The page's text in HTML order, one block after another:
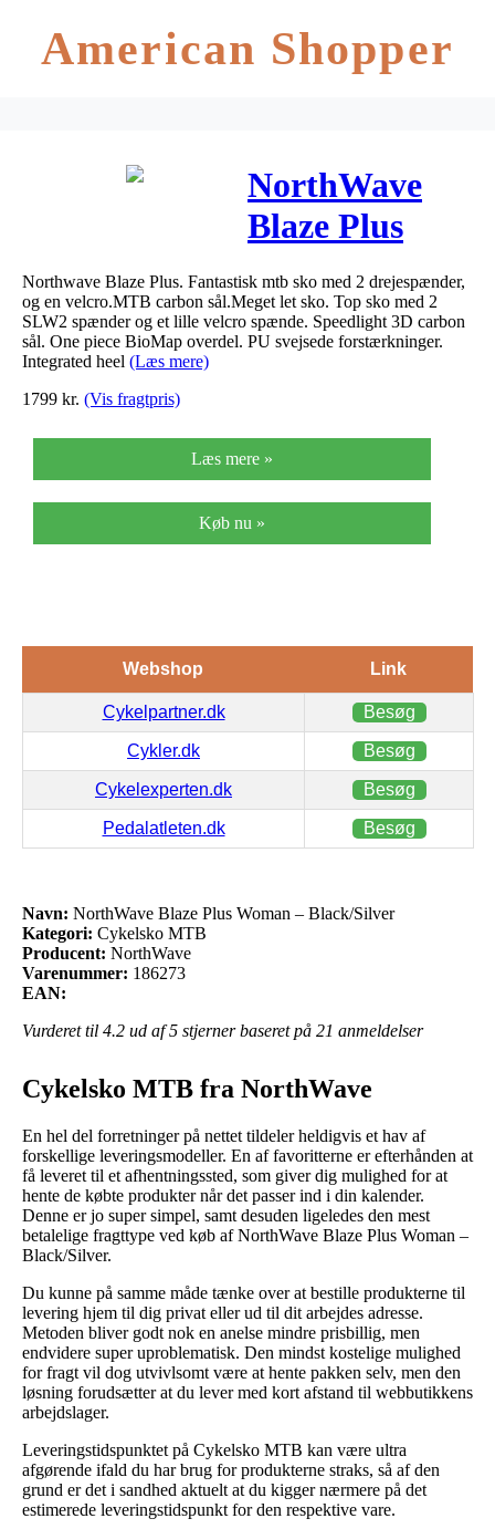
American Shopper
NorthWave
Blaze Plus
Woman –
Black/Silver
Northwave Blaze Plus. Fantastisk mtb sko med 2 drejespænder,
og en velcro.MTB carbon sål.Meget let sko. Top sko med 2
SLW2 spænder og et lille velcro spænde. Speedlight 3D carbon
sål. One piece BioMap overdel. PU svejsede forstærkninger.
Integrated heel (Læs mere)
1799 kr. (Vis fragtpris)
Læs mere »
Køb nu »
Webshop Link
Cykelpartner.dk Besøg
Cykler.dk Besøg
Cykelexperten.dk Besøg
Pedalatleten.dk Besøg
Navn: NorthWave Blaze Plus Woman – Black/Silver
Kategori: Cykelsko MTB
Producent: NorthWave
Varenummer: 186273
EAN:
Vurderet til 4.2 ud af 5 stjerner baseret på 21 anmeldelser
Cykelsko MTB fra NorthWave
En hel del forretninger på nettet tildeler heldigvis et hav af
forskellige leveringsmodeller. En af favoritterne er efterhånden at
få leveret til et afhentningssted, som giver dig mulighed for at
hente de købte produkter når det passer ind i din kalender.
Denne er jo super simpel, samt desuden ligeledes den mest
betalelige fragttype ved køb af NorthWave Blaze Plus Woman –
Black/Silver.
Du kunne på samme måde tænke over at bestille produkterne til
levering hjem til dig privat eller ud til dit arbejdes adresse.
Metoden bliver godt nok en anelse mindre prisbillig, men
endvidere super uproblematisk. Den mindst kostelige mulighed
for fragt vil dog utvivlsomt være at hente pakken selv, men den
løsning forudsætter at du lever med kort afstand til webbutikkens
arbejdslager.
Leveringstidspunktet på Cykelsko MTB kan være ultra
afgørende ifald du har brug for produkterne straks, så af den
grund er det i sandhed aktuelt at du kigger nærmere på det
estimerede leveringstidspunkt for den respektive vare.